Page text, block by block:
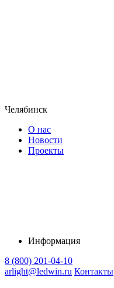
Челябинск
О нас
Новости
Проекты
Информация
8 (800) 201-04-10
arlight@ledwin.ru Контакты